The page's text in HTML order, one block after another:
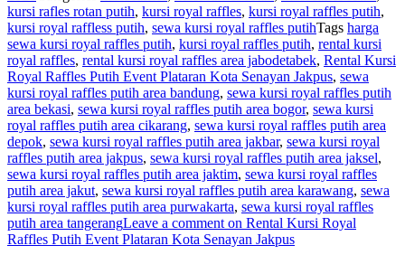
kursi rafles rotan putih, kursi royal raffles, kursi royal raffles putih,
kursi royal raffless putih, sewa kursi royal raffles putihTags harga
sewa kursi royal raffles putih, kursi royal raffles putih, rental kursi
royal raffles, rental kursi royal raffles area jabodetabek, Rental Kursi
Royal Raffles Putih Event Plataran Kota Senayan Jakpus, sewa
kursi royal raffles putih area bandung, sewa kursi royal raffles putih
area bekasi, sewa kursi royal raffles putih area bogor, sewa kursi
royal raffles putih area cikarang, sewa kursi royal raffles putih area
depok, sewa kursi royal raffles putih area jakbar, sewa kursi royal
raffles putih area jakpus, sewa kursi royal raffles putih area jaksel,
sewa kursi royal raffles putih area jaktim, sewa kursi royal raffles
putih area jakut, sewa kursi royal raffles putih area karawang, sewa
kursi royal raffles putih area purwakarta, sewa kursi royal raffles
putih area tangerangLeave a commenton Rental Kursi Royal
Raffles Putih Event Plataran Kota Senayan Jakpus